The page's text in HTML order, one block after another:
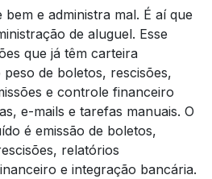
e administra mal. É aí que
de aluguel. Esse
que já têm carteira
de boletos, rescisões,
e controle financeiro
e-mails e tarefas manuais. O
é emissão de boletos,
relatórios
e integração bancária.